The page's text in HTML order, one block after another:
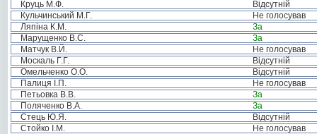
Круць М.Ф.
Відсутній
Кульчинський М.Г.
Не голосував
Ляпіна К.М.
За
Марущенко В.С.
За
Матчук В.Й.
Не голосував
Москаль Г.Г.
Відсутній
Омельченко О.О.
Відсутній
Палиця І.П.
Не голосував
Петьовка В.В.
За
Поляченко В.А.
За
Стець Ю.Я.
Відсутній
Стойко І.М.
Не голосував